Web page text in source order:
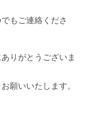
もご連絡くださ
りがとうございま
願いいたします。